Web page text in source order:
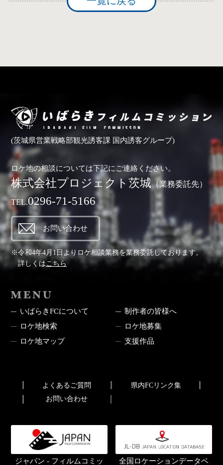
(茨城県営業戦略部観光誘客課 国内誘客グループ)
ロケ地の相談については下記にご連絡ください。
株式会社プロジェクト茨城（業務委託先）
TEL.0296-71-5166
お問い合わせ
※令和4年4月1日よりロケ相談業務を業務委託しております。
詳しくは こちら
いばらきFCについて
制作者の皆様へ
ロケ地検索
ロケ地募集
ロケ地マップ
支援作品
よくあるご質問
県内FCリンク集
お問い合わせ
ジャパン - フィルムコミッ 全国ロケーションデータベ